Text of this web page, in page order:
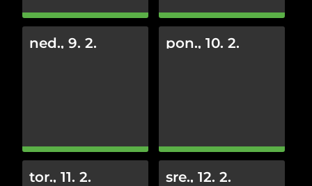
ned., 9. 2. pon., 10. 2.
tor., 11. 2. sre., 12. 2.